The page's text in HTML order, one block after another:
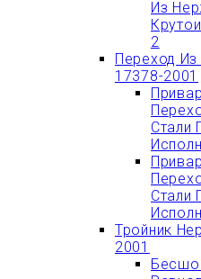
Из
2
Переход
17378-2001
Стали
Стали
Тройник
2001